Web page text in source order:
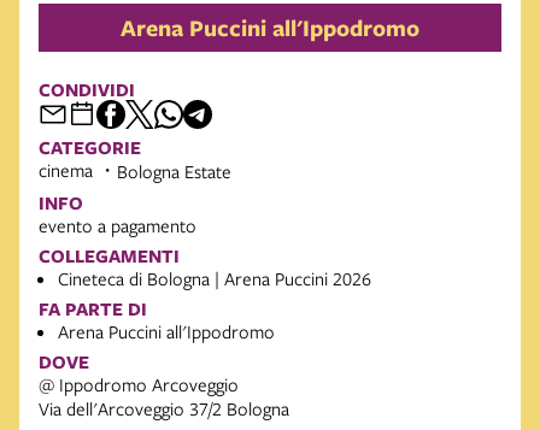
Arena Puccini all'Ippodromo
CONDIVIDI
CATEGORIE
cinema Bologna Estate
INFO
evento a pagamento
COLLEGAMENTI
Cineteca di Bologna | Arena Puccini 2026
FA PARTE DI
Arena Puccini all'Ippodromo
DOVE
@ Ippodromo Arcoveggio
Via dell'Arcoveggio 37/2 Bologna